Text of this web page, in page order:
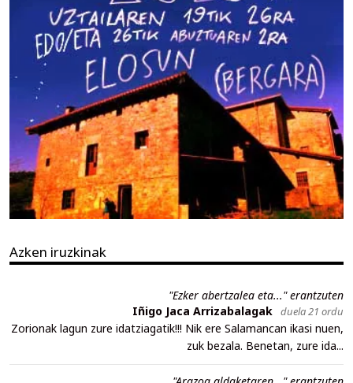
Azken iruzkinak
"Ezker abertzalea eta..." erantzuten
Iñigo Jaca Arrizabalagak duela 21 ordu
Zorionak lagun zure idatziagatik!!! Nik ere Salamancan ikasi nuen,
zuk bezala. Benetan, zure ida...